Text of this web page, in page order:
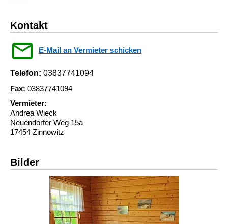
Kontakt
E-Mail an Vermieter schicken
Telefon: 03837741094
Fax: 03837741094
Vermieter:
Andrea Wieck
Neuendorfer Weg 15a
17454 Zinnowitz
Bilder